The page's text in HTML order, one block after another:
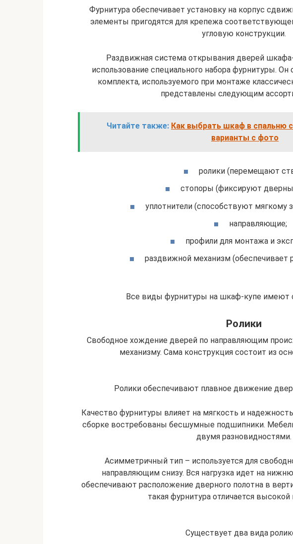
Фурнитура обеспечивает установку на корпус
элементы пригодятся для крепежа
угловую конструкции.
Раздвижная система открывания дверей
использование специального набора фурнитуры. Он
комплекта, используемого при монтаже
представлены следующим
Читайте также: Как выбрать шкаф в спальню
варианты с фото
ролики (перемещают
стопоры (фиксируют
уплотнители (способствуют мягкому
направляющие;
профили для монтажа и
раздвижной механизм (обеспечивает
Все виды фурнитуры на шкаф-купе имеют
Ролики
Свободное хождение дверей по направляющим
механизму. Сама конструкция состоит из
Ролики обеспечивают плавное движение
Качество фурнитуры влияет на мягкость и
сборке востребованы бесшумные подшипники.
двумя разновидностями.
Асимметричный тип – используется для
направляющим снизу. Вся нагрузка идет на
обеспечивают расположение дверного полотна в
такая фурнитура отличается
Существует два вида